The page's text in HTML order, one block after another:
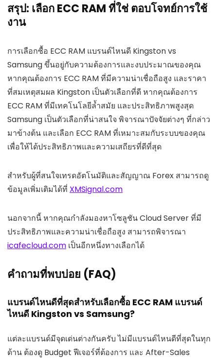
สรุป: เลือก ECC RAM ที่ใช่ ตอบโจทย์การใช้
งาน
การเลือกซื้อ ECC RAM แบรนด์ไหนดี Kingston vs
Samsung ขึ้นอยู่กับความต้องการและงบประมาณของคุณ
หากคุณต้องการ ECC RAM ที่มีความน่าเชื่อถือสูง และราคา
ที่สมเหตุสมผล Kingston เป็นตัวเลือกที่ดี หากคุณต้องการ
ECC RAM ที่มีเทคโนโลยีล้ำสมัย และประสิทธิภาพสูงสุด
Samsung เป็นตัวเลือกที่น่าสนใจ พิจารณาปัจจัยต่างๆ ที่กล่าว
มาข้างต้น และเลือก ECC RAM ที่เหมาะสมกับระบบของคุณ
เพื่อให้ได้ประสิทธิภาพและความเสถียรที่ดีที่สุด
สำหรับผู้ที่สนใจเทรดอัตโนมัติและสัญญาณ Forex สามารถดู
ข้อมูลเพิ่มเติมได้ที่ XMSignal.com
นอกจากนี้ หากคุณกำลังมองหาโซลูชัน Cloud Server ที่มี
ประสิทธิภาพและความน่าเชื่อถือสูง สามารถพิจารณา
icafecloud.com เป็นอีกหนึ่งทางเลือกได้
คำถามที่พบบ่อย (FAQ)
แบรนด์ไหนดีที่สุดสำหรับเลือกซื้อ ECC RAM แบรนด์
ไหนดี Kingston vs Samsung?
แต่ละแบรนด์มีจุดเด่นต่างกันครับ ไม่มีแบรนด์ไหนดีที่สุดในทุก
ด้าน ต้องดู Budget ฟีเจอร์ที่ต้องการ และ After-Sales